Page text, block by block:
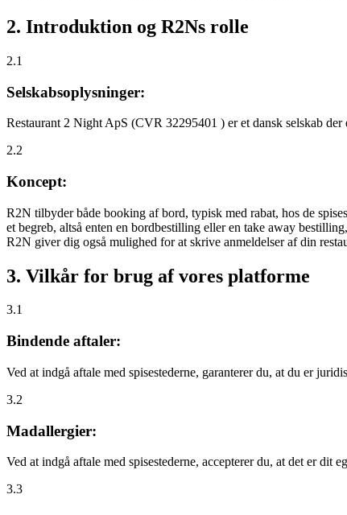
2. Introduktion og R2Ns rolle
2.1
Selskabsoplysninger:
Restaurant 2 Night ApS (CVR 32295401 ) er et dansk selskab
2.2
Koncept:
R2N tilbyder både booking af bord, typisk med rabat, hos de
et begreb, altså enten en bordbestilling eller en take away
R2N giver dig også mulighed for at skrive anmeldelser af din
3. Vilkår for brug af vores platforme
3.1
Bindende aftaler:
Ved at indgå aftale med spisestederne, garanterer du, at du er
3.2
Madallergier:
Ved at indgå aftale med spisestederne, accepterer du, at det er dit
3.3